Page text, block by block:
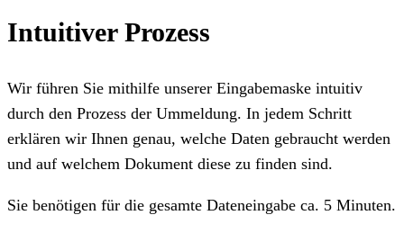
Intuitiver Prozess
Wir führen Sie mithilfe unserer Eingabemaske intuitiv
durch den Prozess der Ummeldung. In jedem Schritt
erklären wir Ihnen genau, welche Daten gebraucht werden
und auf welchem Dokument diese zu finden sind.
Sie benötigen für die gesamte Dateneingabe ca. 5 Minuten.